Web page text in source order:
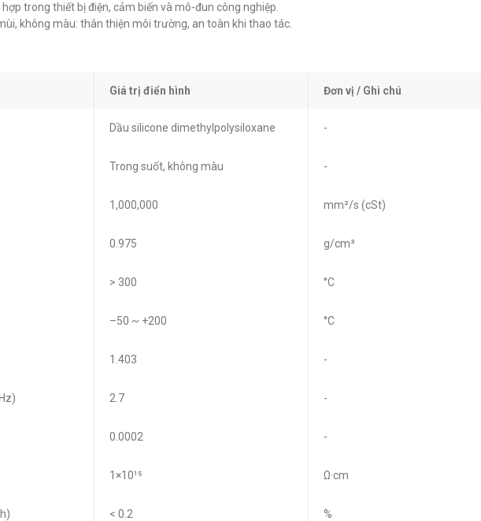
trong thiết bị điện, cảm biến và mô-đun công nghiệp.
không màu: thân thiện môi trường, an toàn khi thao tác.
Giá trị điển hình Đơn vị / Ghi chú
Dầu silicone dimethylpolysiloxane -
Trong suốt, không màu -
1,000,000 mm²/s (cSt)
0.975 g/cm³
> 300 °C
–50 ~ +200 °C
1.403 -
2.7 -
0.0002 -
1×10¹⁵ Ω·cm
< 0.2 %